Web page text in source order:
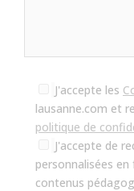
J'accepte les
lausanne.com et
politique de
J'accepte de
personnalisées
contenus